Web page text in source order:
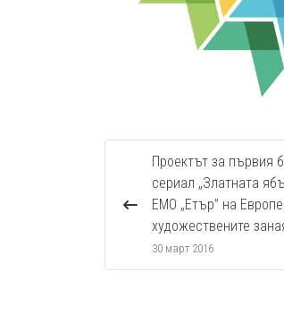
Проектът за първия
сериал „Златната
ЕМО „Етър” на
художествените
30 март 2016